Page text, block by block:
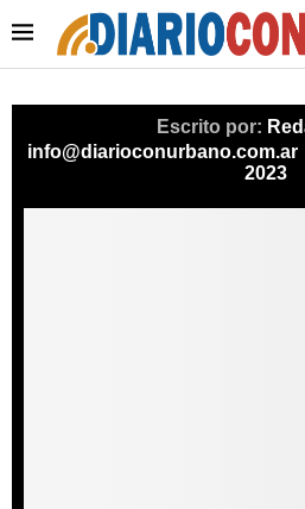
Escrito por:
info@diarioconurbano.com.ar
2023